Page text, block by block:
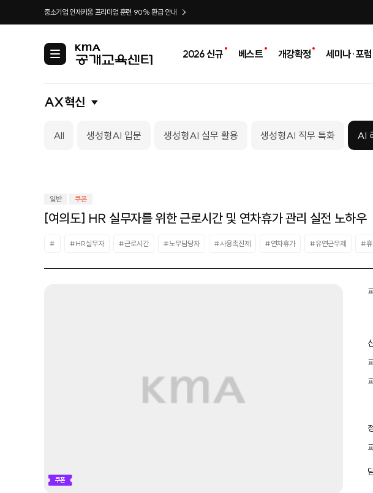
중소기업 인재키움 프리미엄 훈련 90% 환급 안내
카
테
2026 신규 베스트 개강확정 세미나·포럼
AX혁신
All 생성형AI 입문 생성형AI 실무 활용 생성형AI 직무 특화 AI
일반 쿠폰
[여의도] HR 실무자를 위한 근로시간 및 연차휴가 관리 실전 노하우
# #HR실무자 #근로시간 #노무담당자 #사용촉진제 #연차휴가 #유연근무제 #휴
쿠폰